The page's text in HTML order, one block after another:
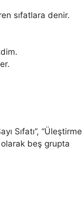
sıfatlara denir.
Sıfatı”, “Üleştirme
olarak beş grupta